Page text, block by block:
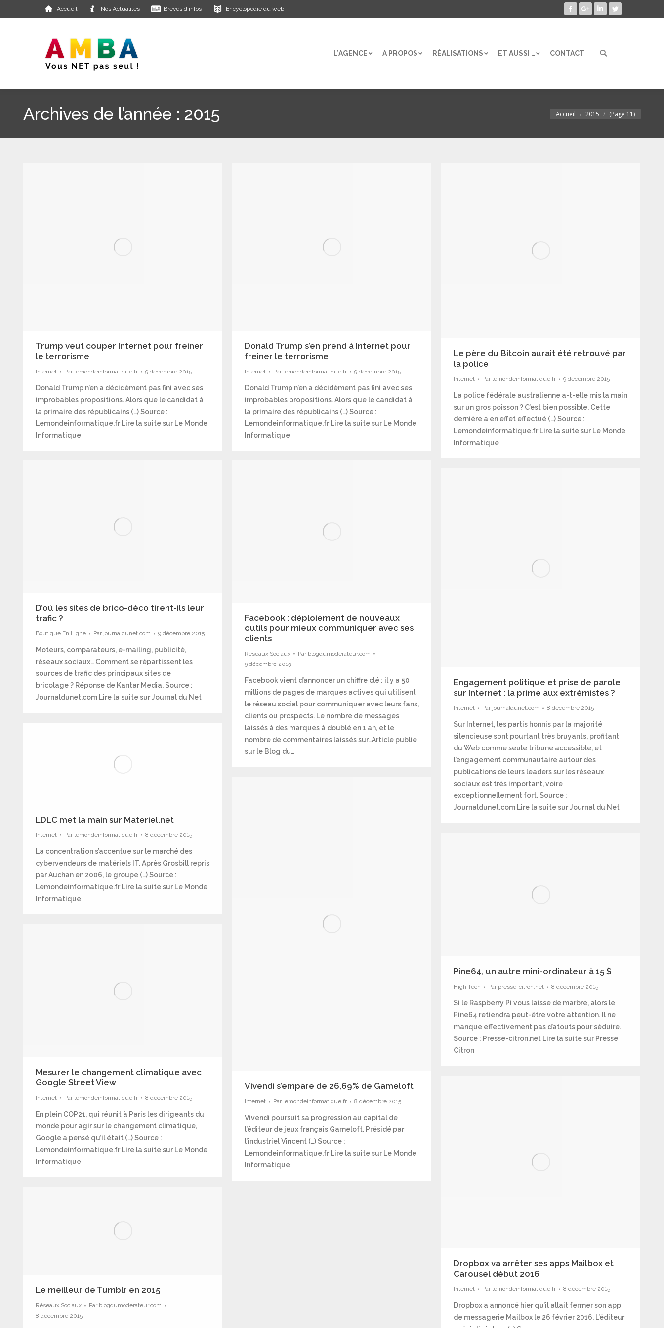
Accueil Nos Actualités Brèves d’infos Encyclopedie du web
Facebook
Google+LinkedInTwitter
L’AGENCE A PROPOS RÉALISATIONS ET AUSSI … CONTACT Search:
Archives de l’année : 2015 Vous êtes ici :
Accueil 2015 (Page 11)
Trump veut couper Internet pour freiner
le terrorisme
Internet Par lemondeinformatique.fr 9 décembre 2015
Donald Trump n’en a décidément pas fini avec ses
improbables propositions. Alors que le candidat à
la primaire des républicains (…) Source :
Lemondeinformatique.fr Lire la suite sur Le Monde
Informatique
Donald Trump s’en prend à Internet pour
freiner le terrorisme
Internet Par lemondeinformatique.fr 9 décembre 2015
Donald Trump n’en a décidément pas fini avec ses
improbables propositions. Alors que le candidat à
la primaire des républicains (…) Source :
Lemondeinformatique.fr Lire la suite sur Le Monde
Informatique
Le père du Bitcoin aurait été retrouvé par
la police
Internet Par lemondeinformatique.fr 9 décembre 2015
La police fédérale australienne a-t-elle mis la main
sur un gros poisson ? C’est bien possible. Cette
dernière a en effet effectué (…) Source :
Lemondeinformatique.fr Lire la suite sur Le Monde
Informatique
D’où les sites de brico-déco tirent-ils leur
trafic ?
Boutique En Ligne Par journaldunet.com 9 décembre 2015
Moteurs, comparateurs, e-mailing, publicité,
réseaux sociaux… Comment se répartissent les
sources de trafic des principaux sites de
bricolage ? Réponse de Kantar Media. Source :
Journaldunet.com Lire la suite sur Journal du Net
Facebook : déploiement de nouveaux
outils pour mieux communiquer avec ses
clients
Réseaux Sociaux Par blogdumoderateur.com
9 décembre 2015
Facebook vient d’annoncer un chiffre clé : il y a 50
millions de pages de marques actives qui utilisent
le réseau social pour communiquer avec leurs fans,
clients ou prospects. Le nombre de messages
laissés à des marques à doublé en 1 an, et le
nombre de commentaires laissés sur…Article publié
sur le Blog du…
Engagement politique et prise de parole
sur Internet : la prime aux extrémistes ?
Internet Par journaldunet.com 8 décembre 2015
Sur Internet, les partis honnis par la majorité
silencieuse sont pourtant très bruyants, profitant
du Web comme seule tribune accessible, et
l’engagement communautaire autour des
publications de leurs leaders sur les réseaux
sociaux est très important, voire
exceptionnellement fort. Source :
Journaldunet.com Lire la suite sur Journal du Net
LDLC met la main sur Materiel.net
Internet Par lemondeinformatique.fr 8 décembre 2015
La concentration s’accentue sur le marché des
cybervendeurs de matériels IT. Après Grosbill repris
par Auchan en 2006, le groupe (…) Source :
Lemondeinformatique.fr Lire la suite sur Le Monde
Informatique
Vivendi s’empare de 26,69% de Gameloft
Internet Par lemondeinformatique.fr 8 décembre 2015
Vivendi poursuit sa progression au capital de
l’éditeur de jeux français Gameloft. Présidé par
l’industriel Vincent (…) Source :
Lemondeinformatique.fr Lire la suite sur Le Monde
Informatique
Pine64, un autre mini-ordinateur à 15 $
High Tech Par presse-citron.net 8 décembre 2015
Si le Raspberry Pi vous laisse de marbre, alors le
Pine64 retiendra peut-être votre attention. Il ne
manque effectivement pas d’atouts pour séduire.
Source : Presse-citron.net Lire la suite sur Presse
Citron
Mesurer le changement climatique avec
Google Street View
Internet Par lemondeinformatique.fr 8 décembre 2015
En plein COP21, qui réunit à Paris les dirigeants du
monde pour agir sur le changement climatique,
Google a pensé qu’il était (…) Source :
Lemondeinformatique.fr Lire la suite sur Le Monde
Informatique
Dropbox va arrêter ses apps Mailbox et
Carousel début 2016
Internet Par lemondeinformatique.fr 8 décembre 2015
Dropbox a annoncé hier qu’il allait fermer son app
de messagerie Mailbox le 26 février 2016. L’éditeur
Le meilleur de Tumblr en 2015
Réseaux Sociaux Par blogdumoderateur.com
8 décembre 2015